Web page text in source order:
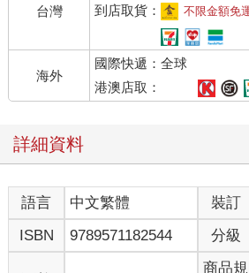
最初他選擇避開維多利亞式的折衷主義
很長時間內，他都堅定地反對「現代主
流行而動，萊特卻是位異常多產的建築
百座各式風格的建築中，超過四百座至
稍多於他設計的所有建築總數的一半。
的作品中，為中產階級和中上層階級客
當高，除非是為了富豪，這些建築師通
利相對較小、又屬勞動密集型的項目。
萊特出生在威斯康辛州 Richland Center
以西五十英里。在愛荷華州、麻塞諸塞
時間後，全家在一八七八年、萊特十一歲
森。他曾經利用暑期在洛伊．瓊斯的農
台灣
到店取貨：
不限金額免
海外
國際快遞：全球
港澳店取：
詳細資料
語言 中文繁體 裝訂
ISBN
9789571182544 分級
商品規